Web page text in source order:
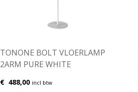
TONONE BOLT VLOERLAMP
2ARM PURE WHITE
€ 488,00 incl btw